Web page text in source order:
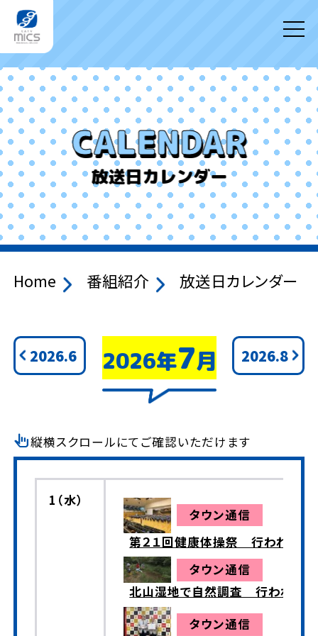
CALENDAR
放送日カレンダー
Home 番組紹介 放送日カレンダー
2026.6 2026年7月 2026.8
pan_tool_alt縦横スクロールにてご確認いただけます
1（水）
タウン通信
第２１回健康体操祭 行われる
タウン通信
北山湿地で自然調査 行わ
タウン通信